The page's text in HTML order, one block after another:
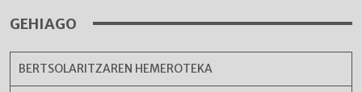
GEHIAGO
BERTSOLARITZAREN HEMEROTEKA